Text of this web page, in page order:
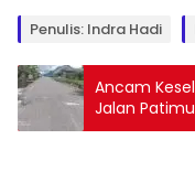
Penulis: Indra Hadi
Ancam
Jalan